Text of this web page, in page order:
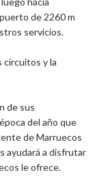
de 2260 m
servicios.
circuitos y la
de sus
del año que
de Marruecos
ayudará a disfrutar
le ofrece.